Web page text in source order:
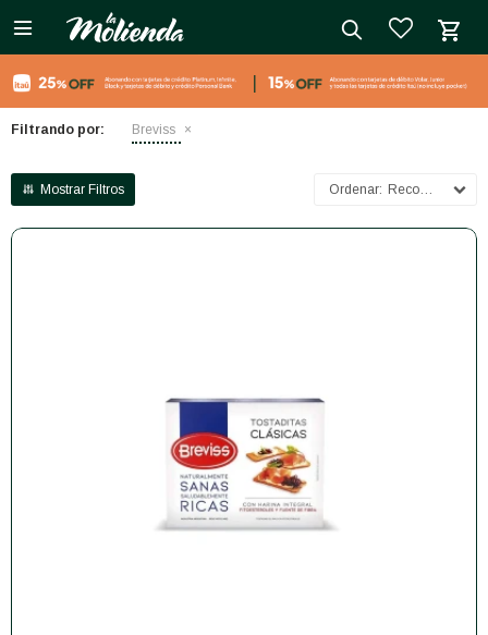

Filtrando por: Breviss
Recomendados